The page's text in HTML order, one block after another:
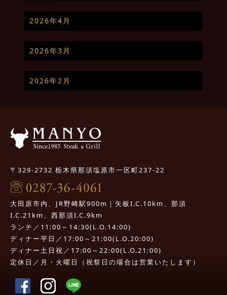
2026年4月
2026年3月
2026年2月
〒329-2732 栃木県那須塩原市一区町237-22
大田原市内、JR野崎駅900m｜矢板I.C.10km、那須
I.C.21km、西那須I.C.9km
ランチ／11:00～14:30(L.O.14:00)
ディナー平日／17:00～21:00(L.O.20:00)
ディナー土日祝／17:00～22:00(L.O.21:00)
定休日／月・火曜日（祝祭日の場合は営業いたします）